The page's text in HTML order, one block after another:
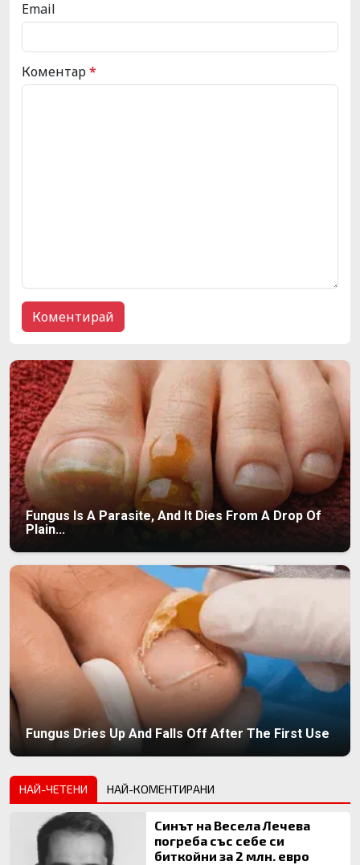
Email
Коментар*
Fungus Is A Parasite, And It Dies From A Drop Of
Plain...
Fungus Dries Up And Falls Off After The First Use
НАЙ-ЧЕТЕНИ НАЙ-КОМЕНТИРАНИ
Синът на Весела Лечева
погреба със себе си
биткойни за 2 млн. евро